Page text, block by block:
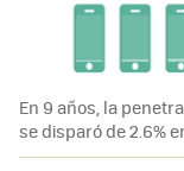
En 9 años, la
se disparó de 2.6%